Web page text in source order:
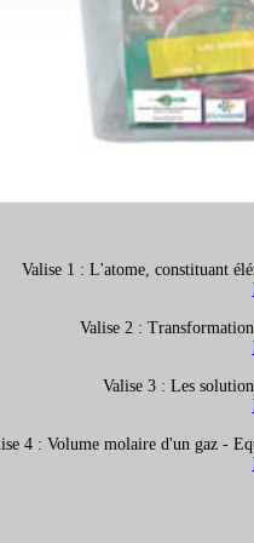
Valise 1 : L'atome, constituant
Valise 2 :
Valise 3 : Les
4 : Volume molaire d'un gaz -